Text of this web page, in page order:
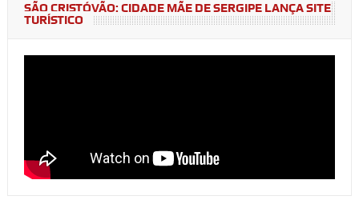
SÃO CRISTÓVÃO: CIDADE MÃE DE SERGIPE LANÇA SITE
TURÍSTICO